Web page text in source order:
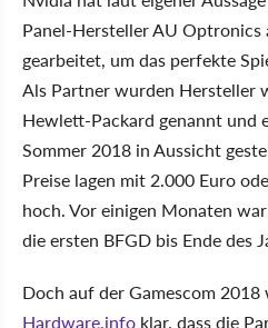
Panel-Hersteller AU Optronics
gearbeitet, um das perfekte
Als Partner wurden Hersteller
Hewlett-Packard genannt
Sommer 2018 in Aussicht
Preise lagen mit 2.000 Euro
hoch. Vor einigen Monaten
die ersten BFGD bis Ende des
Doch auf der Gamescom
Hardware.info klar, dass die